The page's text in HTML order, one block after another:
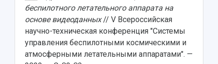
беспилотного летательного аппарата на
основе видеоданных// V Всероссийская
научно-техническая конференция "Системы
управления беспилотными космическими и
атмосферными летательными аппаратами". —